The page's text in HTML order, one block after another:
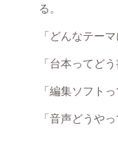
る。
「どんなテー
「台本ってど
「編集ソフト
「音声どうや